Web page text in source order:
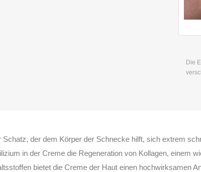
Die
der dem Körper der Schnecke hilft, sich extrem
in der Creme die Regeneration von Kollagen, einem
bietet die Creme der Haut einen hochwirksamen